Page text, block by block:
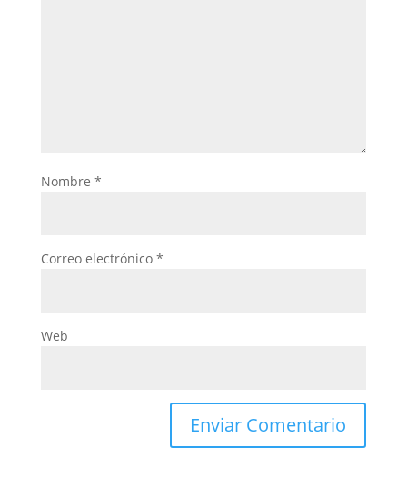
Nombre *
Correo electrónico *
Web